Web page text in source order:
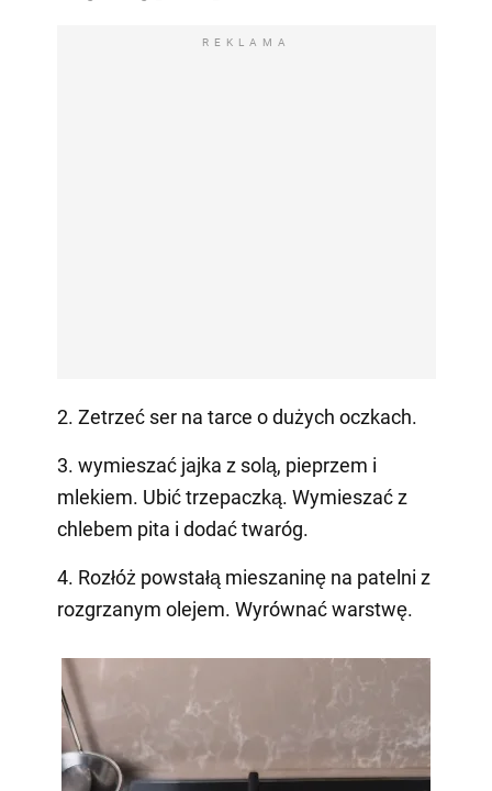
REKLAMA
2. Zetrzeć ser na tarce o dużych oczkach.
3. wymieszać jajka z solą, pieprzem i
mlekiem. Ubić trzepaczką. Wymieszać z
chlebem pita i dodać twaróg.
4. Rozłóż powstałą mieszaninę na patelni z
rozgrzanym olejem. Wyrównać warstwę.